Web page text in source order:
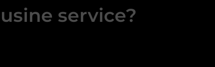
service?